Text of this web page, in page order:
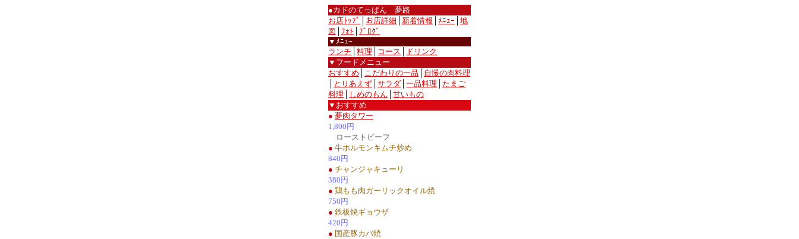
●カドのてっぱん 夢路
お店ﾄｯﾌﾟ
お店詳細 新着情報 ﾒﾆｭｰ
地
図
ﾌｫﾄ
ﾌﾞﾛｸﾞ
▼ﾒﾆｭｰ
ランチ
料理 コース
ドリンク
▼フードメニュー
おすすめ
こだわりの一品
自慢の肉料理
とりあえず サラダ 一品料理
たまご
料理
しめのもん
甘いもの
▼おすすめ
● 夢肉タワー
1,800円
ローストビーフ
● 牛ホルモンキムチ炒め
840円
● チャンジャキューリ
380円
● 鶏もも肉ガーリックオイル焼
750円
● 鉄板焼ギョウザ
420円
● 国産豚カバ焼